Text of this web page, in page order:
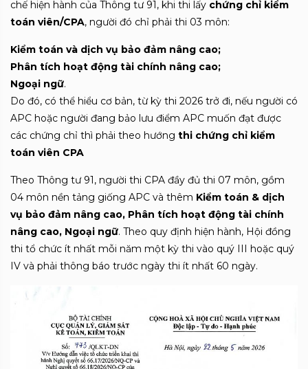
chế hiện hành của Thông tư 91, khi thi lấy chứng chỉ kiểm
toán viên/CPA, người đó chỉ phải thi 03 môn:
Kiểm toán và dịch vụ bảo đảm nâng cao;
Phân tích hoạt động tài chính nâng cao;
Ngoại ngữ.
Do đó, có thể hiểu cơ bản, từ kỳ thi 2026 trở đi, nếu người có
APC hoặc người đang bảo lưu điểm APC muốn đạt được
các chứng chỉ thì phải theo hướng thi chứng chỉ kiểm
toán viên CPA
Theo Thông tư 91, người thi CPA đầy đủ thi 07 môn, gồm
04 môn nền tảng giống APC và thêm Kiểm toán & dịch
vụ bảo đảm nâng cao, Phân tích hoạt động tài chính
nâng cao, Ngoại ngữ. Theo quy định hiện hành, Hội đồng
thi tổ chức ít nhất mỗi năm một kỳ thi vào quý III hoặc quý
IV và phải thông báo trước ngày thi ít nhất 60 ngày.